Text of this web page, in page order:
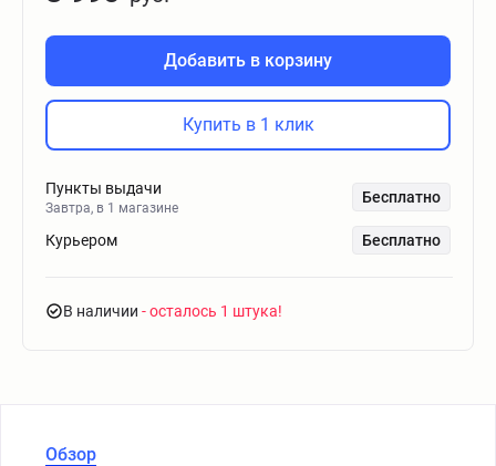
Добавить в корзину
Купить в 1 клик
Пункты выдачи
Завтра, в 1 магазине
Бесплатно
Курьером Бесплатно
В наличии - осталось 1 штука
Обзор